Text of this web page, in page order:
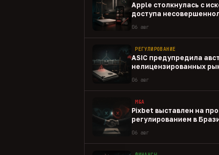
Apple столкнулась с
доступа
06 авг
РЕГУЛИРОВАНИЕ
ASIC предупредила
нелицензированных
06 авг
M&A
Pixbet выставлен на
регулированием в
06 авг